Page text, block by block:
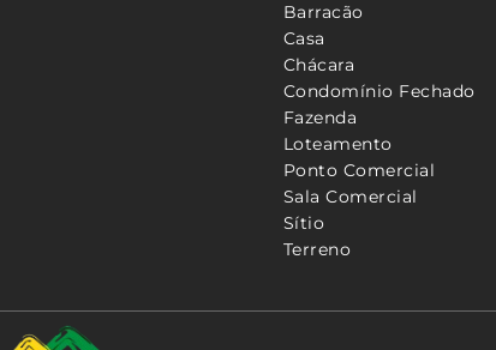
Barracão
Casa
Chácara
Condomínio Fechado
Fazenda
Loteamento
Ponto Comercial
Sala Comercial
Sítio
Terreno